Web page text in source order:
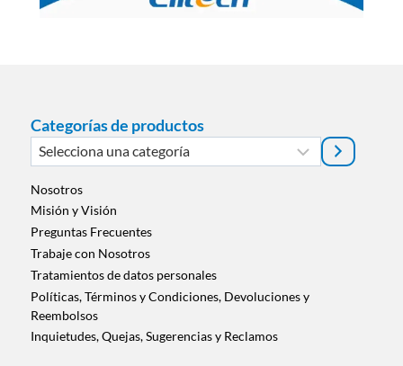
Categorías de productos
Selecciona
una
categoría
Nosotros
Misión y Visión
Preguntas Frecuentes
Trabaje con Nosotros
Tratamientos de datos personales
Políticas, Términos y Condiciones, Devoluciones y
Reembolsos
Inquietudes, Quejas, Sugerencias y Reclamos